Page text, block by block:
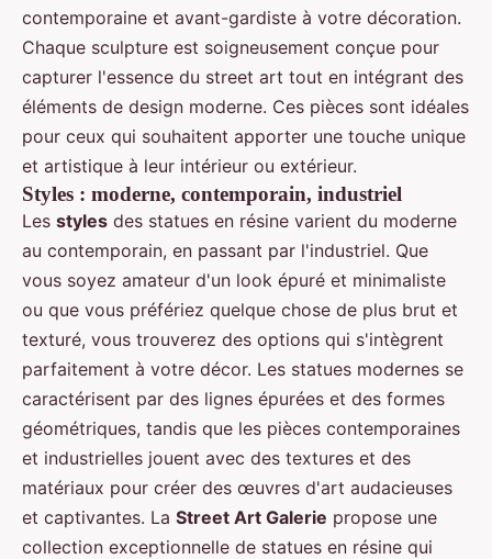
contemporaine et avant-gardiste à votre décoration.
Chaque sculpture est soigneusement conçue pour
capturer l'essence du street art tout en intégrant des
éléments de design moderne. Ces pièces sont idéales
pour ceux qui souhaitent apporter une touche unique
et artistique à leur intérieur ou extérieur.
Styles : moderne, contemporain, industriel
Les styles des statues en résine varient du moderne
au contemporain, en passant par l'industriel. Que
vous soyez amateur d'un look épuré et minimaliste
ou que vous préfériez quelque chose de plus brut et
texturé, vous trouverez des options qui s'intègrent
parfaitement à votre décor. Les statues modernes se
caractérisent par des lignes épurées et des formes
géométriques, tandis que les pièces contemporaines
et industrielles jouent avec des textures et des
matériaux pour créer des œuvres d'art audacieuses
et captivantes. La Street Art Galerie propose une
collection exceptionnelle de statues en résine qui